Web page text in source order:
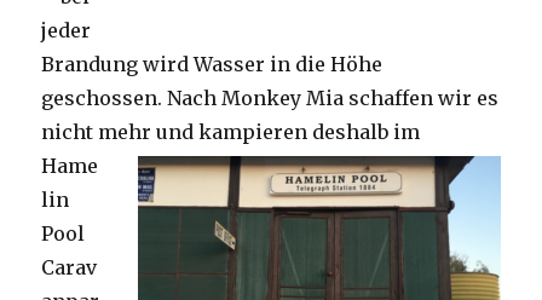
jeder
Brandung wird Wasser in die Höhe
geschossen. Nach Monkey Mia schaffen wir es
nicht mehr und kampieren deshalb im
Hame
lin
Pool
Carav